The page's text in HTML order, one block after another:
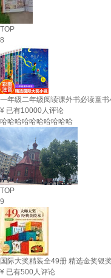
TOP
8
一年级二年级阅读课外书必读童
¥ 已有10000人评论
哈哈哈哈哈哈哈哈哈哈
TOP
9
国际大奖精装全49册 精选金奖银
¥ 已有500人评论